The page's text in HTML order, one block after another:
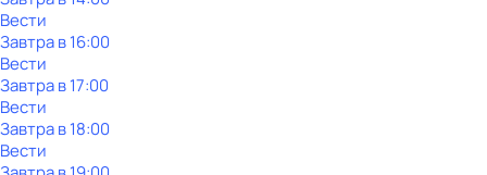
Вести
Завтра в 16:00
Вести
Завтра в 17:00
Вести
Завтра в 18:00
Вести